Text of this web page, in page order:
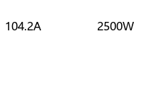
104.2A 2500W